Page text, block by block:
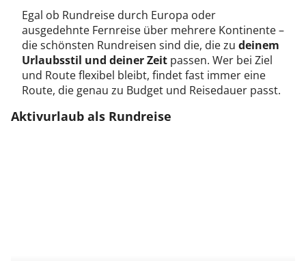
Egal ob Rundreise durch Europa oder
ausgedehnte Fernreise über mehrere Kontinente –
die schönsten Rundreisen sind die, die zu deinem
Urlaubsstil und deiner Zeit passen. Wer bei Ziel
und Route flexibel bleibt, findet fast immer eine
Route, die genau zu Budget und Reisedauer passt.
Aktivurlaub als Rundreise